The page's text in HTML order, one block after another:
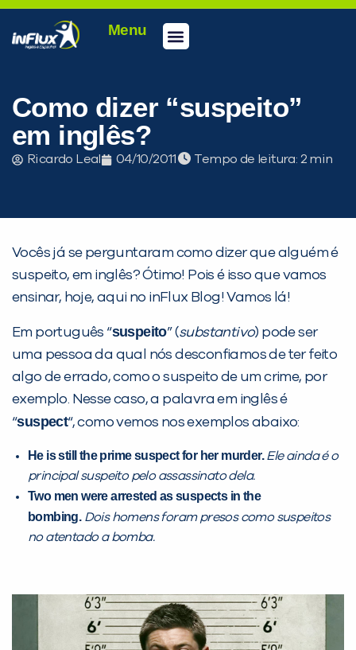
Menu
Como dizer “suspeito”
em inglês?
Ricardo Leal 04/10/2011 Tempo de leitura:
Vocês já se perguntaram como dizer que alguém é
suspeito, em inglês? Ótimo! Pois é isso que vamos
ensinar, hoje, aqui no inFlux Blog! Vamos lá!
Em português “suspeito” (substantivo) pode ser
uma pessoa da qual nós desconfiamos de ter feito
algo de errado, como o suspeito de um crime, por
exemplo. Nesse caso, a palavra em inglês é
“suspect“, como vemos nos exemplos abaixo:
He is still the prime suspect for her murder.Ele ainda é o
principal suspeito pelo assassinato dela.
Two men were arrested as suspects in the
bombing. Dois homens foram presos como suspeitos
no atentado a bomba.
PEÇA UMA DEMONSTRAÇÃO DE MÉTODO
Desculpe!
Não encontramos nenhuma unidade
você digitou.